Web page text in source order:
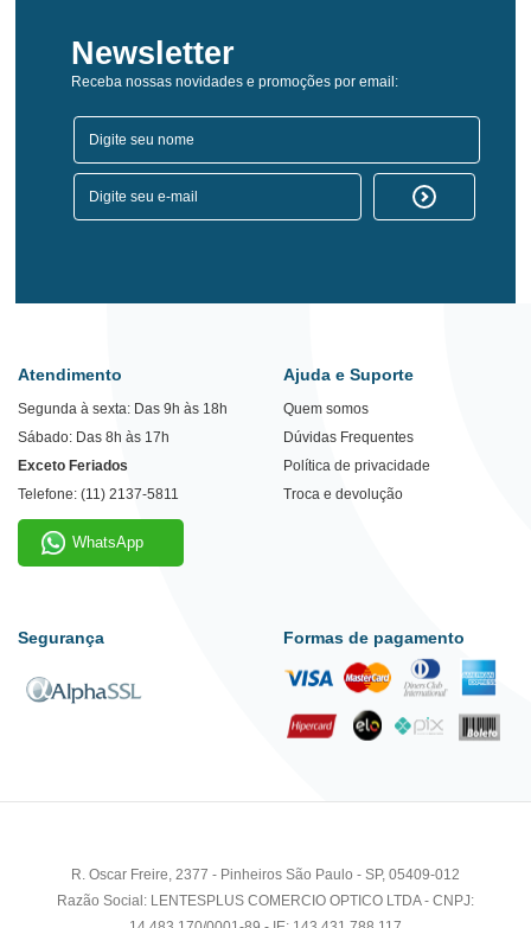
Newsletter
Receba nossas novidades e promoções por email:
Atendimento
Segunda à sexta: Das 9h às 18h
Sábado: Das 8h às 17h
Exceto Feriados
Telefone: (11) 2137-5811
WhatsApp
Ajuda e Suporte
Quem somos
Dúvidas Frequentes
Política de privacidade
Troca e devolução
Segurança Formas de pagamento
R. Oscar Freire, 2377 - Pinheiros São Paulo - SP, 05409-012
Razão Social: LENTESPLUS COMERCIO OPTICO LTDA - CNPJ: